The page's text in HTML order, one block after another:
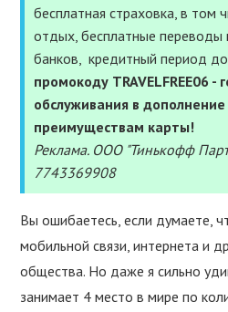
УСЛУГИ
ПОЛЕЗНОЕ
ПОДДЕРЖАТЬ
бесплатная страховка, в том
отдых, бесплатные переводы
банков, кредитный период
промокоду TRAVELFREE06 -
обслуживания в дополнение
преимуществам карты!
Реклама. ООО "Тинькофф
7743369908
Вы ошибаетесь, если думаете,
мобильной связи, интернета и
общества. Но даже я сильно
занимает 4 место в мире по